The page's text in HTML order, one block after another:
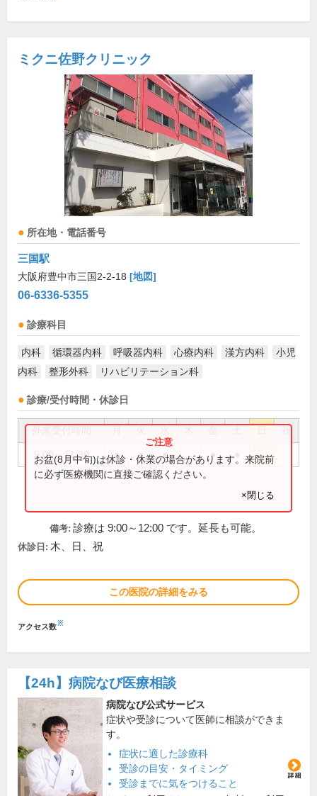
ミクニ佐野クリニック
所在地・電話番号
三国駅
大阪府豊中市三国2-2-18 [地図]
06-6336-5355
診療科目
内科 循環器内科 呼吸器内科 心療内科 漢方内科
小児
内科
整形外科 リハビリテーション科
診療/受付時間・休診日
祝
9:00～11:30 ● ● ● ●
お盆(8月中旬)は休診・休業の場合があります。来院前
に必ず医療機関に直接ご確認ください。
×閉じる
備考: 診療は 9:00～12:00 です。延長も可能。
休診日: 木、日、祝
この医院の詳細をみる
アクセス数※
【24h】 病院なび医療相談
病院なび公式サービス
症状や受診について医師に相談ができま
す。
症状に適した診療科
受診の目安・タイミング
受診までに気をつけること